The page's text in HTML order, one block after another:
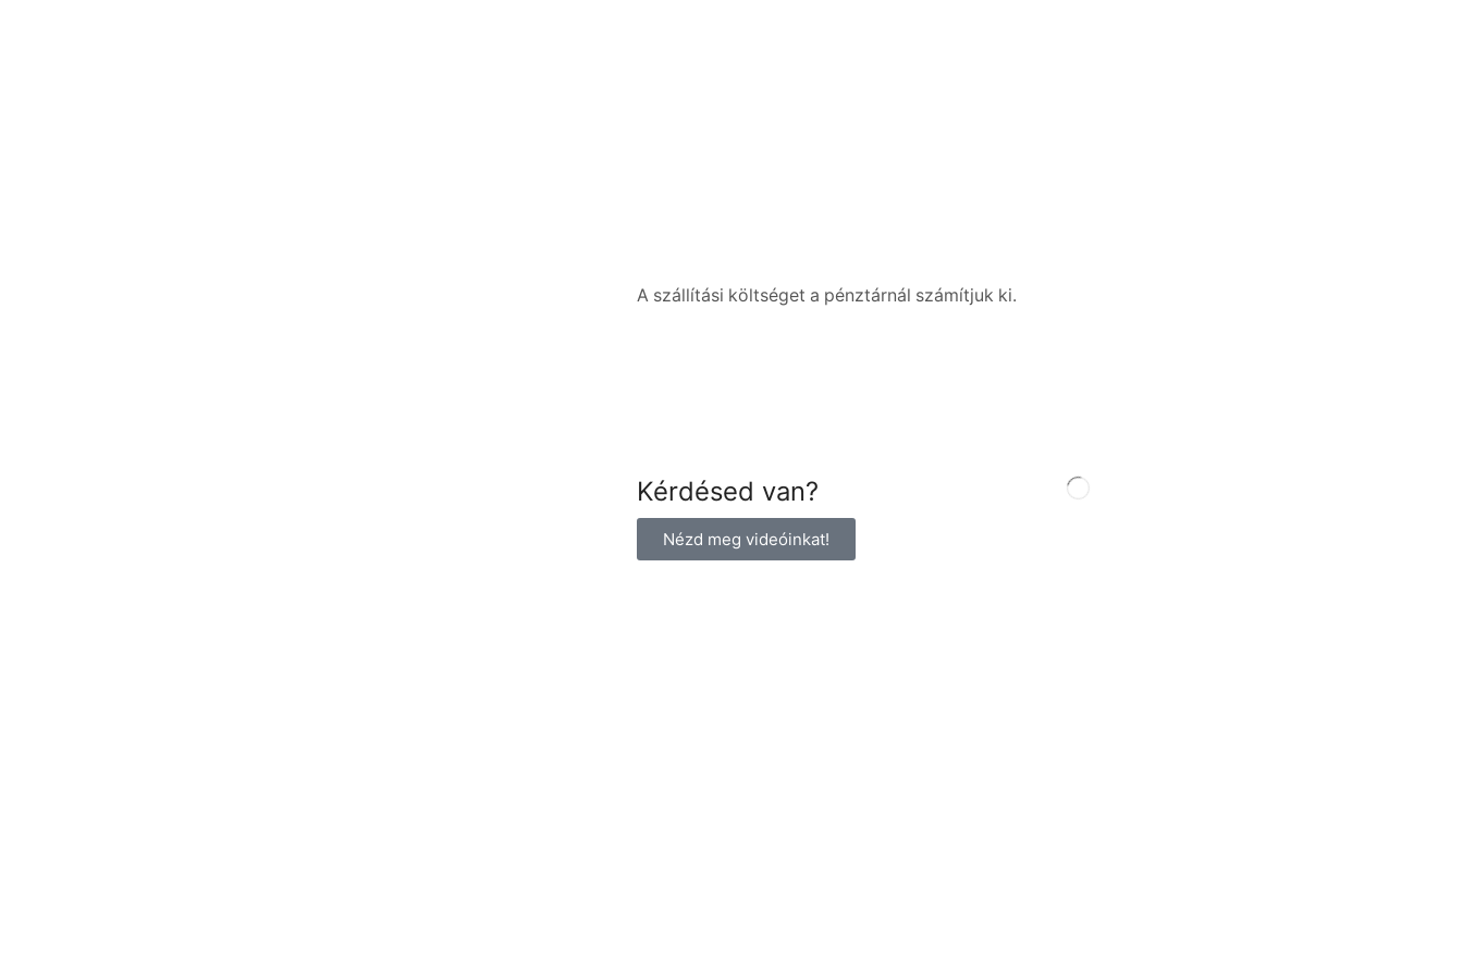
A szállítási költséget a pénztárnál számítjuk ki.
Kérdésed van?
Nézd meg videóinkat!